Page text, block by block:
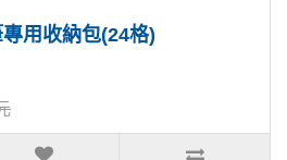
用收納包(24格)